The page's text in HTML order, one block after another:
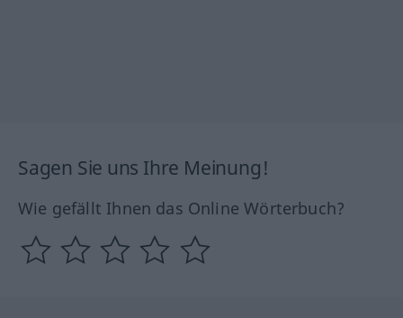
Sagen Sie uns Ihre Meinung!
Wie gefällt Ihnen das Online Wörterbuch?